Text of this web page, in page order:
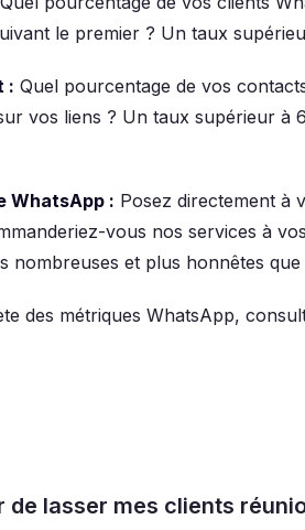
le premier ? Un taux
: Quel pourcentage de vos
vos liens ? Un taux supérieur à
WhatsApp : Posez directement à
vous nos services à
nombreuses et plus honnêtes que
des métriques WhatsApp,
de lasser mes clients